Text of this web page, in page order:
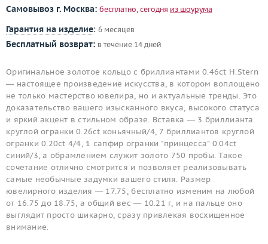
Самовывоз г. Москва: бесплатно, сегодня из шоурума
Гарантия на изделие: 6 месяцев
Бесплатный возврат: в течение 14 дней
Оригинальное золотое кольцо с бриллиантами 0.46ct H.Stern
— настоящее произведение искусства, в котором воплощено
не только мастерство ювелира, но и актуальные тренды. Это
доказательство вашего изысканного вкуса, высокого статуса
и яркий акцент в стильном образе. Вставка — 3 бриллианта
круглой огранки 0.26ct коньячный/4, 7 бриллиантов круглой
огранки 0.20ct 4/4, 1 сапфир огранки "принцесса" 0.04ct
синий/3, а обрамлением служит золото 750 пробы. Такое
сочетание отлично смотрится и позволяет реализовывать
самые необычные задумки вашего стиля. Размер
ювелирного изделия — 17.75, бесплатно изменим на любой
от 16.75 до 18.75, а общий вес — 10.21 г, и на пальце оно
выглядит просто шикарно, сразу привлекая восхищенное
внимание.